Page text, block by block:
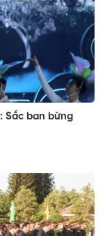
Sắc ban bừng